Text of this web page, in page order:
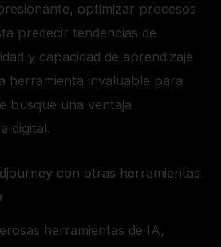
optimizar procesos
predecir tendencias de
y capacidad de aprendizaje
herramienta invaluable para
busque una ventaja
digital.
con otras herramientas
herramientas de IA,